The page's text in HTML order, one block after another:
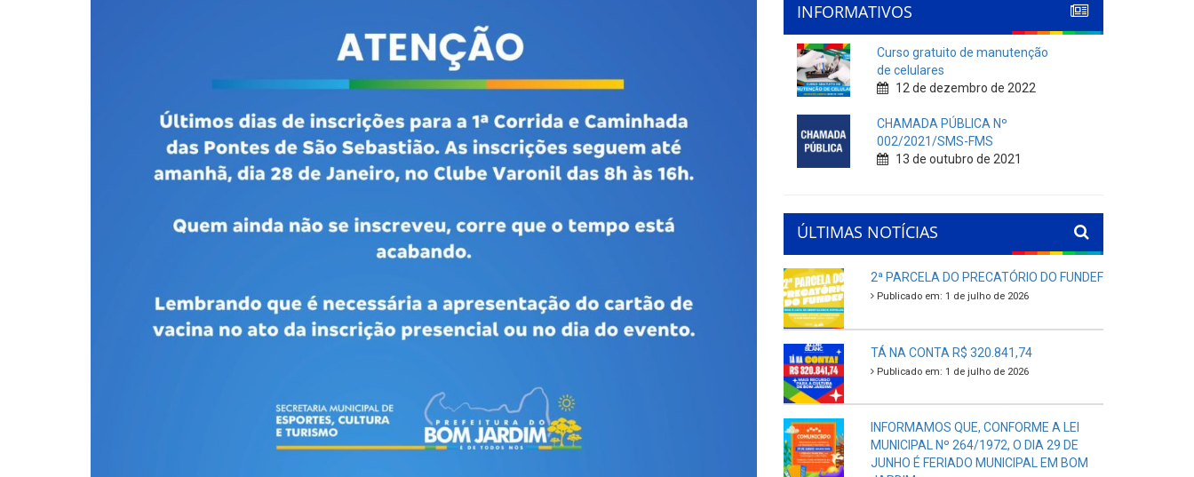
INFORMATIVOS
Curso gratuito de manutenção
de celulares
12 de dezembro de 2022
CHAMADA PÚBLICA Nº
002/2021/SMS-FMS
13 de outubro de 2021
ÚLTIMAS NOTÍCIAS
2ª PARCELA DO PRECATÓRIO DO FUNDEF
Publicado em: 1 de julho de 2026
TÁ NA CONTA R$ 320.841,74
Publicado em: 1 de julho de 2026
INFORMAMOS QUE, CONFORME A LEI
MUNICIPAL Nº 264/1972, O DIA 29 DE
JUNHO É FERIADO MUNICIPAL EM BOM